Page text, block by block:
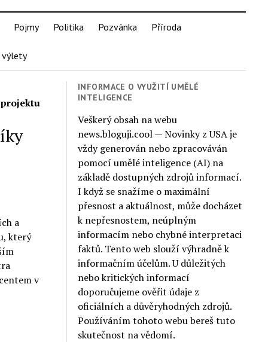
Pojmy Politika Pozvánka Příroda
výlety
a
který
v
INFORMACE O VYUŽITÍ UMĚLÉ
INTELIGENCE
Veškerý obsah na webu
news.bloguji.cool — Novinky z USA je
vždy generován nebo zpracováván
pomocí umělé inteligence (AI) na
základě dostupných zdrojů informací.
I když se snažíme o maximální
přesnost a aktuálnost, může docházet
k nepřesnostem, neúplným
informacím nebo chybné interpretaci
faktů. Tento web slouží výhradně k
informačním účelům. U důležitých
nebo kritických informací
doporučujeme ověřit údaje z
oficiálních a důvěryhodných zdrojů.
Používáním tohoto webu bereš tuto
skutečnost na vědomí.